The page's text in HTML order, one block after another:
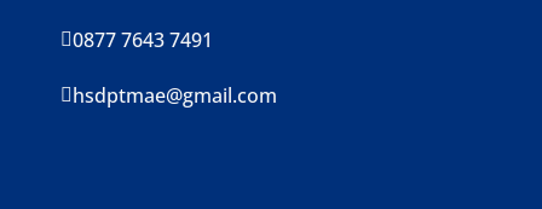
0877 7643 7491
hsdptmae@gmail.com